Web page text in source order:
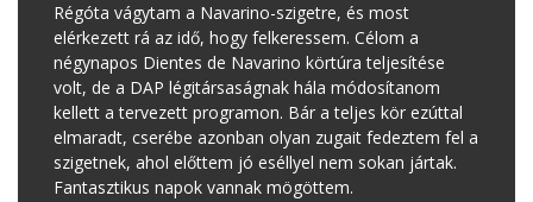
Régóta vágytam a Navarino-szigetre, és most
elérkezett rá az idő, hogy felkeressem. Célom a
négynapos Dientes de Navarino körtúra teljesítése
volt, de a DAP légitársaságnak hála módosítanom
kellett a tervezett programon. Bár a teljes kör ezúttal
elmaradt, cserébe azonban olyan zugait fedeztem fel a
szigetnek, ahol előttem jó eséllyel nem sokan jártak.
Fantasztikus napok vannak mögöttem.